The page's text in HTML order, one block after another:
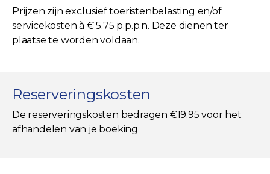
Prijzen zijn exclusief toeristenbelasting en/of
servicekosten à € 5.75 p.p.p.n. Deze dienen ter
plaatse te worden voldaan.
Reserveringskosten
De reserveringskosten bedragen €19.95 voor het
afhandelen van je boeking